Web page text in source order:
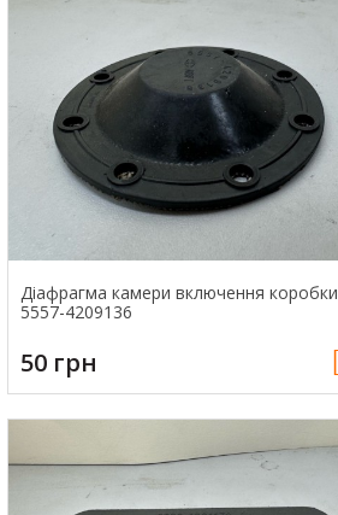
Діафрагма камери включення коробки
5557-4209136
50 грн